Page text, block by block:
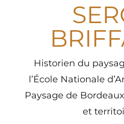
Historien du
l’École Nationale
Paysage de
et